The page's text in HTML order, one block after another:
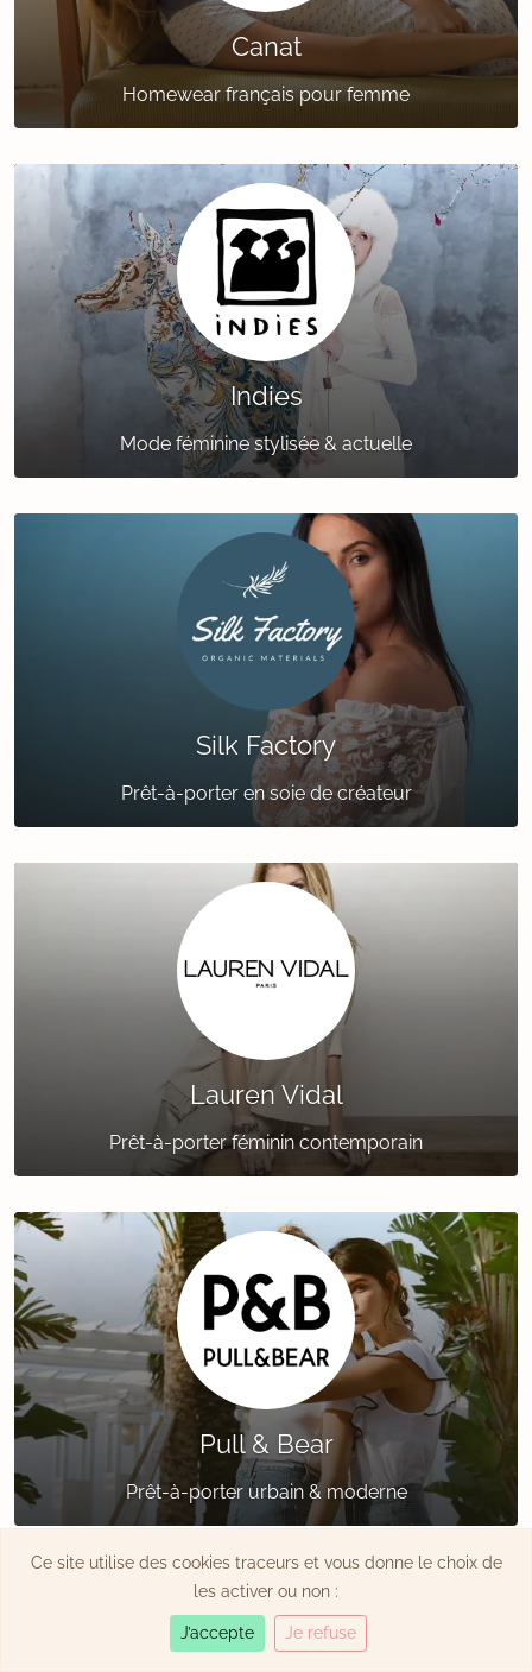
Canat
Homewear français pour femme
Indies
Mode féminine stylisée & actuelle
Silk Factory
Prêt-à-porter en soie de créateur
Lauren Vidal
Prêt-à-porter féminin contemporain
Pull & Bear
Prêt-à-porter urbain & moderne
Ce site utilise des cookies traceurs et vous donne le choix de
les activer ou non :
J’accepte Je refuse